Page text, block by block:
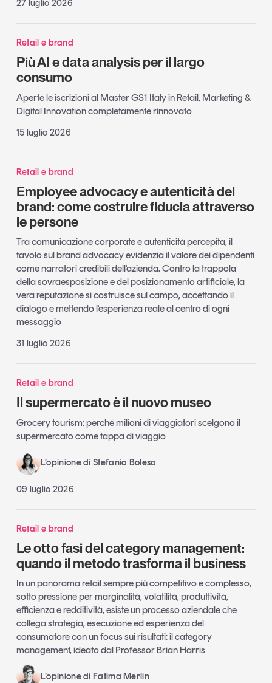
27 luglio 2026
Retail e brand
Più AI e data analysis per il largo
consumo
Aperte le iscrizioni al Master GS1 Italy in Retail, Marketing &
Digital Innovation completamente rinnovato
15 luglio 2026
Retail e brand
Employee advocacy e autenticità del
brand: come costruire fiducia attraverso
le persone
Tra comunicazione corporate e autenticità percepita, il
tavolo sul brand advocacy evidenzia il valore dei dipendenti
come narratori credibili dell'azienda. Contro la trappola
della sovraesposizione e del posizionamento artificiale, la
vera reputazione si costruisce sul campo, accettando il
dialogo e mettendo l'esperienza reale al centro di ogni
messaggio
31 luglio 2026
Retail e brand
Il supermercato è il nuovo museo
Grocery tourism: perché milioni di viaggiatori scelgono il
supermercato come tappa di viaggio
L’opinione di Stefania Boleso
09 luglio 2026
Retail e brand
Le otto fasi del category management:
quando il metodo trasforma il business
In un panorama retail sempre più competitivo e complesso,
sotto pressione per marginalità, volatilità, produttività,
efficienza e redditività, esiste un processo aziendale che
collega strategia, esecuzione ed esperienza del
consumatore con un focus sui risultati: il category
management, ideato dal Professor Brian Harris
L’opinione di Fatima Merlin